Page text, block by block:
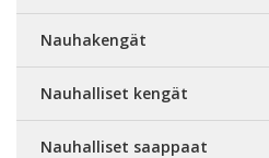
Nauhakengät
Nauhalliset kengät
Nauhalliset saappaat